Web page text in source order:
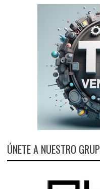
ÚNETE A NUESTRO